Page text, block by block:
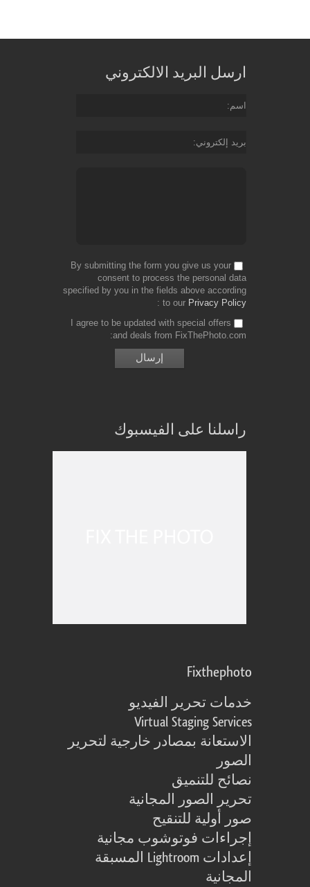
ارسل البريد الالكتروني
اسم
بريد إلكتروني
By submitting the form you give us your
consent to process the personal data
specified by you in the fields above according
to our Privacy Policy
I agree to be updated with special offers
and deals from FixThePhoto.com
راسلنا على الفيسبوك
Fixthephoto
خدمات تحرير الفيديو
Virtual Staging Services
الاستعانة بمصادر خارجية لتحرير
الصور
نصائح للتنميق
تحرير الصور المجانية
صور أولية للتنقيح
إجراءات فوتوشوب مجانية
إعدادات Lightroom المسبقة
المجانية